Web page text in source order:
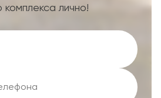
лично!